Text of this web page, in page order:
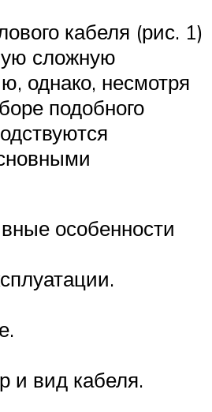
кабеля (рис. 1)
сложную
однако, несмотря
подобного
особенности
и вид кабеля.